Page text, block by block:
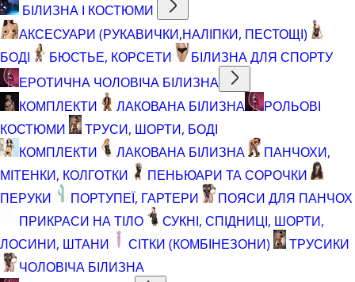
БІЛИЗНА І КОСТЮМИ
АКСЕСУАРИ (РУКАВИЧКИ,НАЛІПКИ, ПЕСТОЩІ)
БОДІ
БЮСТЬЕ, КОРСЕТИ
БІЛИЗНА ДЛЯ СПОРТУ
ЕРОТИЧНА ЧОЛОВІЧА БІЛИЗНА
КОМПЛЕКТИ
ЛАКОВАНА БІЛИЗНА
РОЛЬОВІ
КОСТЮМИ
ТРУСИ, ШОРТИ, БОДІ
КОМПЛЕКТИ
ЛАКОВАНА БІЛИЗНА
ПАНЧОХИ,
МІТЕНКИ, КОЛГОТКИ
ПЕНЬЮАРИ ТА СОРОЧКИ
ПЕРУКИ
ПОРТУПЕЇ, ГАРТЕРИ
ПОЯСИ ДЛЯ ПАНЧОХ
ПРИКРАСИ НА ТІЛО
СУКНІ, СПІДНИЦІ, ШОРТИ,
ЛОСИНИ, ШТАНИ
СІТКИ (КОМБІНЕЗОНИ)
ТРУСИКИ
ЧОЛОВІЧА БІЛИЗНА